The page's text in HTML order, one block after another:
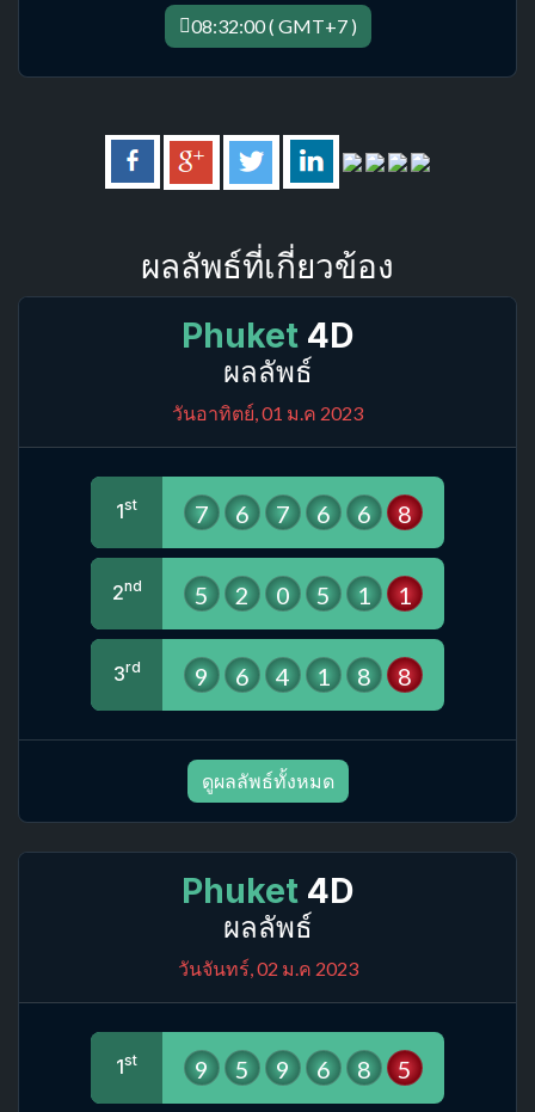
08:32:00 ( GMT+7 )
ผลลัพธ์ที่เกี่ยวข้อง
Phuket 4D
ผลลัพธ์
วันอาทิตย์, 01 ม.ค 2023
1st 7 6 7 6 6 8
2nd 5 2 0 5 1 1
3rd 9 6 4 1 8 8
ดูผลลัพธ์ทั้งหมด
Phuket 4D
ผลลัพธ์
วันจันทร์, 02 ม.ค 2023
1st 9 5 9 6 8 5